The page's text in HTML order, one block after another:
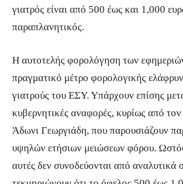
γιατρός είναι από 500 έως και 1,000
παραπλανητικός.
Η αυτοτελής φορολόγηση των
πραγματικό μέτρο φορολογικής
γιατρούς του ΕΣΥ. Υπάρχουν επίσης
κυβερνητικές αναφορές, κυρίως από
Άδωνι Γεωργιάδη, που παρουσιάζουν
υψηλών ετήσιων μειώσεων φόρου.
αυτές δεν συνοδεύονται από αναλυτικά